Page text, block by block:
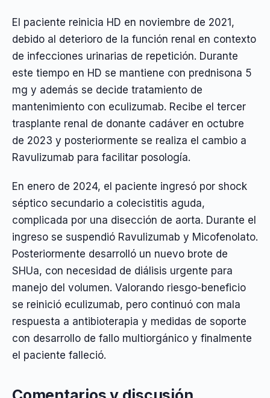
El paciente reinicia HD en noviembre de 2021,
debido al deterioro de la función renal en contexto
de infecciones urinarias de repetición. Durante
este tiempo en HD se mantiene con prednisona 5
mg y además se decide tratamiento de
mantenimiento con eculizumab. Recibe el tercer
trasplante renal de donante cadáver en octubre
de 2023 y posteriormente se realiza el cambio a
Ravulizumab para facilitar posología.
En enero de 2024, el paciente ingresó por shock
séptico secundario a colecistitis aguda,
complicada por una disección de aorta. Durante el
ingreso se suspendió Ravulizumab y Micofenolato.
Posteriormente desarrolló un nuevo brote de
SHUa, con necesidad de diálisis urgente para
manejo del volumen. Valorando riesgo-beneficio
se reinició eculizumab, pero continuó con mala
respuesta a antibioterapia y medidas de soporte
con desarrollo de fallo multiorgánico y finalmente
el paciente falleció.